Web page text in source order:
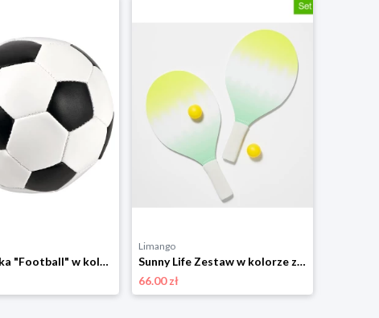
moses. Piłka "Football" w kolorze biało-czarnym do zgniatania - 6+ rozmiar: onesize
Limango
Sunny Life Zestaw w kolorze zielono-turkusowym do tenisa stołowego rozmiar: onesize
66.00 zł